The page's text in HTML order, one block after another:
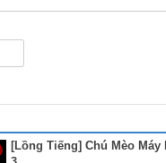
[Lồng Tiếng] Chú Mèo Máy